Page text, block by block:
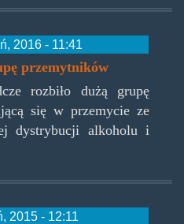
2016 - 11:41
przemytników
rozbiło dużą grupę
się w przemycie ze
dystrybucji alkoholu i
2015 - 12:11